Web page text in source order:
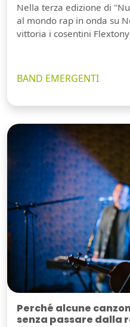
Nella terza edizione di
al mondo rap in onda su
vittoria i cosentini
BAND EMERGENTI
Perché alcune
senza passare dalla